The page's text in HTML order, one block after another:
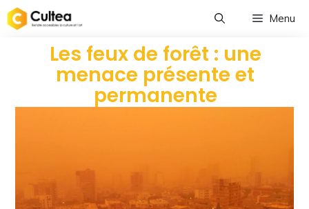
Menu
Les feux de forêt : une
menace présente et
permanente